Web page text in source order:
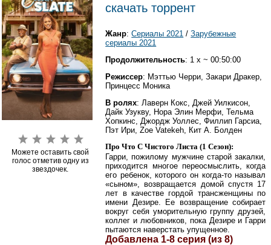
Можете оставить свой
голос отметив одну из
звездочек.
скачать торрент
Жанр:Сериалы 2021 /Зарубежные
сериалы 2021
Продолжительность: 1 x ~ 00:50:00
Режиссер: Мэттью Черри, Закари Дракер,
Принцесс Моника
В ролях: Лаверн Кокс, Джей Уилкисон,
Дайк Узукву, Нора Элин Мерфи, Тельма
Хопкинс, Джордж Уоллес, Филлип Гарсиа,
Пэт Ири, Zoe Vatekeh, Кит А. Болден
Про Что С Чистого Листа (1 Сезон):
Гарри, пожилому мужчине старой закалки,
приходится многое переосмыслить, когда
его ребенок, которого он когда-то называл
«сыном», возвращается домой спустя 17
лет в качестве гордой трансженщины по
имени Дезире. Ее возвращение собирает
вокруг себя уморительную группу друзей,
коллег и любовников, пока Дезире и Гарри
пытаются наверстать упущенное.
Добавлена 1-8 серия (из 8)